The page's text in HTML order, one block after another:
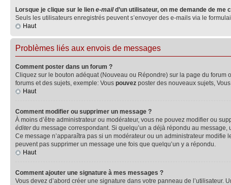
Lorsque je clique sur le lien e-maild’un utilisateur, on me demande de me
Seuls les utilisateurs enregistrés peuvent s’envoyer des e-mails via le
Haut
Problèmes liés aux envois de messages
Comment poster dans un forum ?
Cliquez sur le bouton adéquat (Nouveau ou Répondre) sur la page du forum
forums et des sujets, exemple: Vous pouvez poster des nouveaux sujets, Vous
Haut
Comment modifier ou supprimer un message ?
À moins d’être administrateur ou modérateur, vous ne pouvez modifier ou
éditerdu message correspondant. Si quelqu’un a déjà répondu au message,
Ce message n’apparaîtra pas si un modérateur ou un administrateur
peuvent pas supprimer un message une fois que quelqu’un y a répondu.
Haut
Comment ajouter une signature à mes messages ?
Vous devez d’abord créer une signature dans votre panneau de l’utilisateur.